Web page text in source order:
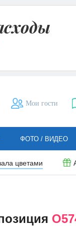
Мои гости
ФОТО / ВИДЕО
цветами